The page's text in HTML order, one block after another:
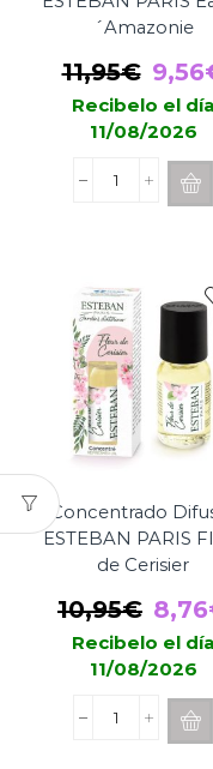
´Amazonie
11,95€ El
precio
era:
9,56
Recibelo el día
11/08/2026
Concentrado
Difusor
d
´Amazonie
cantidad
Concentrado
ESTEBAN PARIS
de Cerisier
10,95€ El
precio
era:
8,76
Recibelo el día
11/08/2026
Concentrado
Difusor